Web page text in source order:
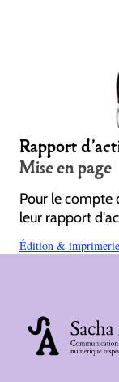
Rapport
Mise en page
Pour le compte
leur rapport
Édition & imprimerie